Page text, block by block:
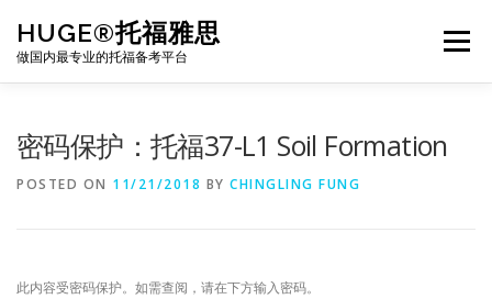
content
HUGE®托福雅思
做国内最专业的托福备考平台
Menu
BJ北京｜OFFICE 托福题库登陆
密码保护：托福37-L1 Soil Formation
POSTED ON 11/21/2018 BY CHINGLING FUNG
此内容受密码保护。如需查阅，请在下方输入密码。